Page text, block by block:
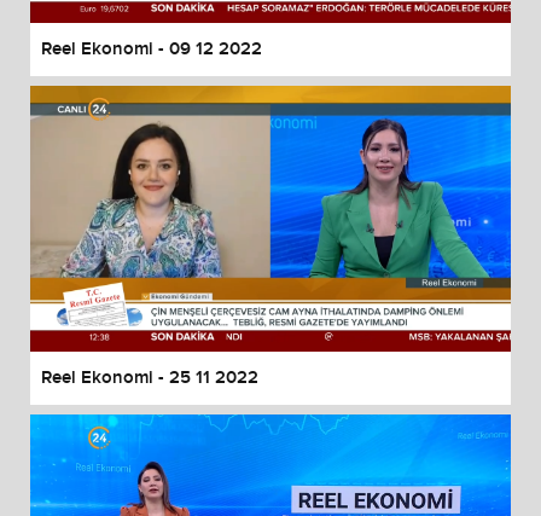
Reel Ekonomi - 09 12 2022
Reel Ekonomi - 25 11 2022